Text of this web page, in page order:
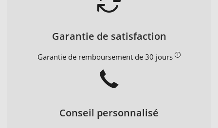
Garantie de satisfaction
Garantie de remboursement de 30 jours
Conseil personnalisé